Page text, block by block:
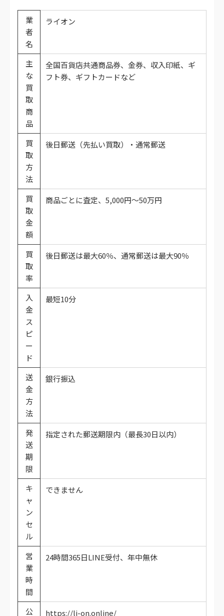
業
者
名
ライオン
主
な
買
取
商
品
全国百貨店共通商品券、金券、収入印紙、ギ
フト券、ギフトカードなど
買
取
方
法
後日郵送（先払い買取）・通常郵送
買
取
金
額
商品ごとに査定、5,000円～50万円
買
取
率
後日郵送は最大60％、通常郵送は最大90％
入
金
ス
ピ
ー
ド
最短10分
送
金
方
法
銀行振込
発
送
期
限
指定された郵送期限内（最長30日以内）
キ
ャ
ン
セ
ル
できません
営
業
時
間
24時間365日LINE受付、年中無休
公
https://li-on.online/